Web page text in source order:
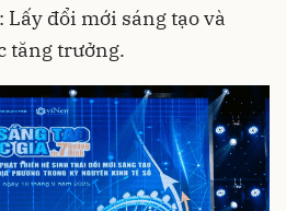
đổi mới sáng tạo và
tăng trưởng.